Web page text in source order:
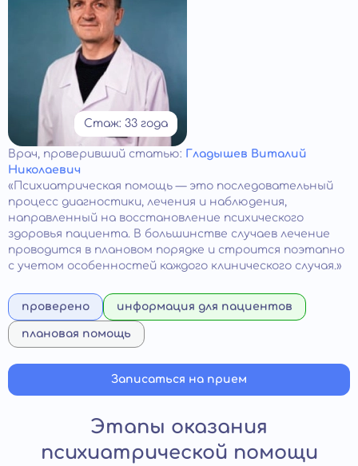
Стаж: 33 года
Врач, проверивший статью: Гладышев Виталий
Николаевич
«Психиатрическая помощь — это последовательный
процесс диагностики, лечения и наблюдения,
направленный на восстановление психического
здоровья пациента. В большинстве случаев лечение
проводится в плановом порядке и строится поэтапно
с учетом особенностей каждого клинического случая.»
проверено информация для пациентов
плановая помощь
Записаться на прием
Этапы оказания
психиатрической помощи